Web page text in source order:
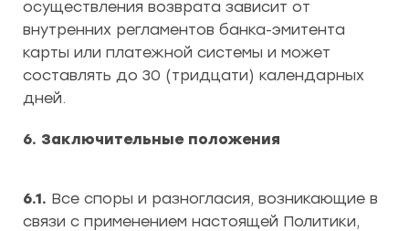
осуществления возврата зависит от
внутренних регламентов банка-эмитента
карты или платежной системы и может
составлять до 30 (тридцати) календарных
дней.
6. Заключительные положения
6.1. Все споры и разногласия, возникающие в
связи с применением настоящей Политики,